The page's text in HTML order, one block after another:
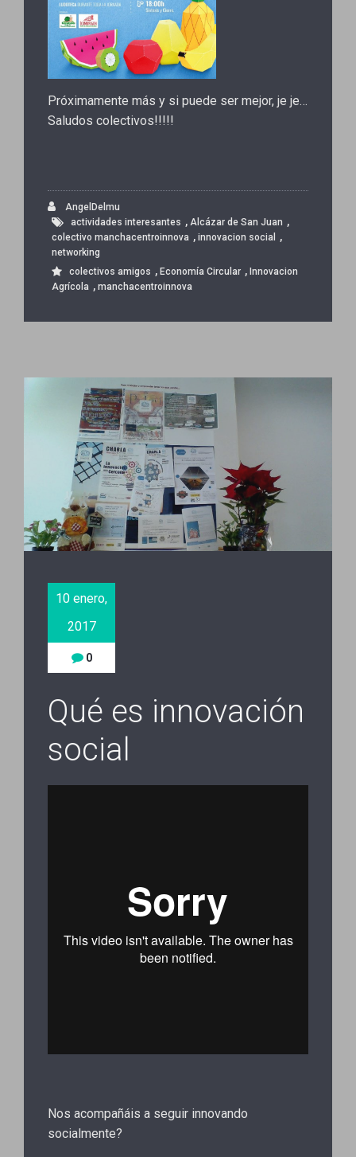
Próximamente más y si puede ser mejor, je je…
Saludos colectivos!!!!!
AngelDelmu
actividades interesantes , Alcázar de San Juan ,
colectivo manchacentroinnova , innovacion social ,
networking
colectivos amigos , Economía Circular , Innovacion
Agrícola , manchacentroinnova
10 enero,
2017
0
Qué es innovación
social
Nos acompañáis a seguir innovando
socialmente?